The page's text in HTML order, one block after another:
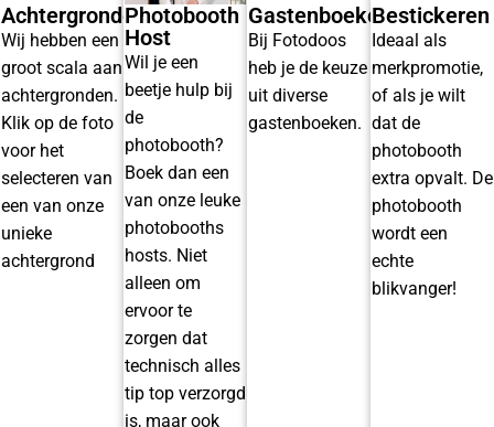
Achtergronden
Wij hebben een
groot scala aan
achtergronden.
Klik op de foto
voor het
selecteren van
een van onze
unieke
achtergrond
Photobooth
Host
Wil je een
beetje hulp bij
de
photobooth?
Boek dan een
van onze leuke
photobooths
hosts. Niet
alleen om
ervoor te
zorgen dat
technisch alles
tip top verzorgd
is, maar ook
Gastenboeken
Bij Fotodoos
heb je de keuze
uit diverse
gastenboeken.
Bestickeren
Ideaal als
merkpromotie,
of als je wilt
dat de
photobooth
extra opvalt. De
photobooth
wordt een
echte
blikvanger!